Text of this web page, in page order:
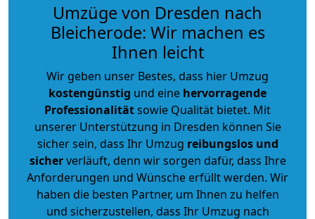
Umzüge von Dresden nach
Bleicherode: Wir machen es
Ihnen leicht
Wir geben unser Bestes, dass hier Umzug
kostengünstig und eine hervorragende
Professionalitätsowie Qualität bietet. Mit
unserer Unterstützung in Dresden können Sie
sicher sein, dass Ihr Umzug reibungslos und
sicherverläuft, denn wir sorgen dafür, dass Ihre
Anforderungen und Wünsche erfüllt werden. Wir
haben die besten Partner, um Ihnen zu helfen
und sicherzustellen, dass Ihr Umzug nach